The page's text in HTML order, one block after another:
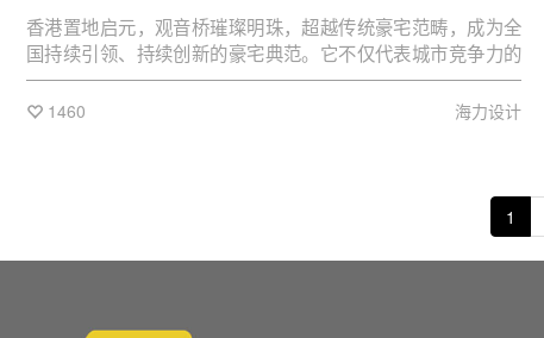
香港置地启元，观音桥璀璨明珠，超越传统豪宅范畴，成为全
国持续引领、持续创新的豪宅典范。它不仅代表城市竞争力的
象征，更重新诠释了极核的内涵，彰显文化、经济与社会生活
的深度融合。
1460 海力设计
1